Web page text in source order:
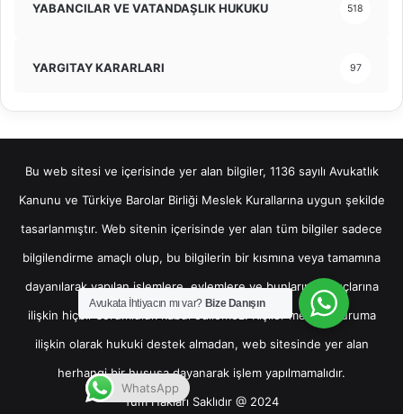
YABANCILAR VE VATANDAŞLIK HUKUKU 518
YARGITAY KARARLARI 97
Bu web sitesi ve içerisinde yer alan bilgiler, 1136 sayılı Avukatlık
Kanunu ve Türkiye Barolar Birliği Meslek Kurallarına uygun şekilde
tasarlanmıştır. Web sitenin içerisinde yer alan tüm bilgiler sadece
bilgilendirme amaçlı olup, bu bilgilerin bir kısmına veya tamamına
dayanılarak yapılan işlemlere, eylemlere ve bunların sonuçlarına
ilişkin hiçbir sorumluluk kabul edilemez. Kişiler mevcut duruma
ilişkin olarak hukuki destek almadan, web sitesinde yer alan
herhangi bir hususa dayanarak işlem yapılmamalıdır.
Tüm Hakları Saklıdır @ 2024
Avukata İhtiyacın mı var? Bize Danışın
WhatsApp